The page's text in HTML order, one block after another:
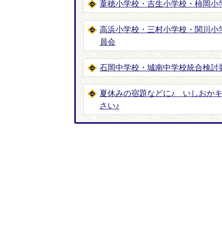
葦穂小学校・吉生小学校・柿岡小
高浜小学校・三村小学校・関川
員会
石岡中学校・城南中学校統合検討
夏休みの宿題などに♪ いしおか
さい♪